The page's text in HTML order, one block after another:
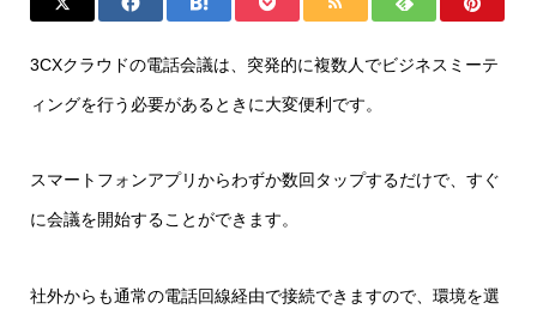
3CXクラウドの電話会議は、突発的に複数人でビジネスミーテ
ィングを行う必要があるときに大変便利です。
スマートフォンアプリからわずか数回タップするだけで、すぐ
に会議を開始することができます。
社外からも通常の電話回線経由で接続できますので、環境を選